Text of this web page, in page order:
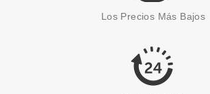
Los Precios Más Bajos